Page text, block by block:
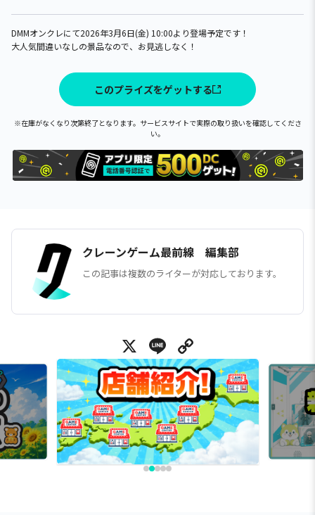
DMMオンクレにて2026年3月6日(金) 10:00より登場予定です！
大人気間違いなしの景品なので、お見逃しなく！
このプライズをゲットする
※在庫がなくなり次第終了となります。サービスサイトで実際の取り扱いを確認してくださ
い。
クレーンゲーム最前線 編集部
この記事は複数のライターが対応しております。
X Line